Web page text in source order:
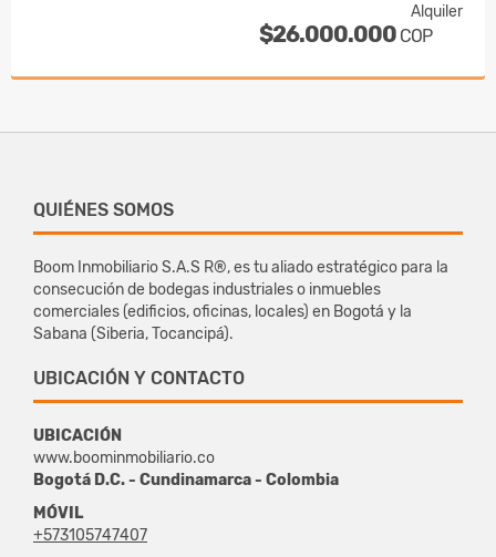
Alquiler
$26.000.000 COP
QUIÉNES SOMOS
Boom Inmobiliario S.A.S R®, es tu aliado estratégico para la
consecución de bodegas industriales o inmuebles
comerciales (edificios, oficinas, locales) en Bogotá y la
Sabana (Siberia, Tocancipá).
UBICACIÓN Y CONTACTO
UBICACIÓN
www.boominmobiliario.co
Bogotá D.C. - Cundinamarca - Colombia
MÓVIL
+573105747407